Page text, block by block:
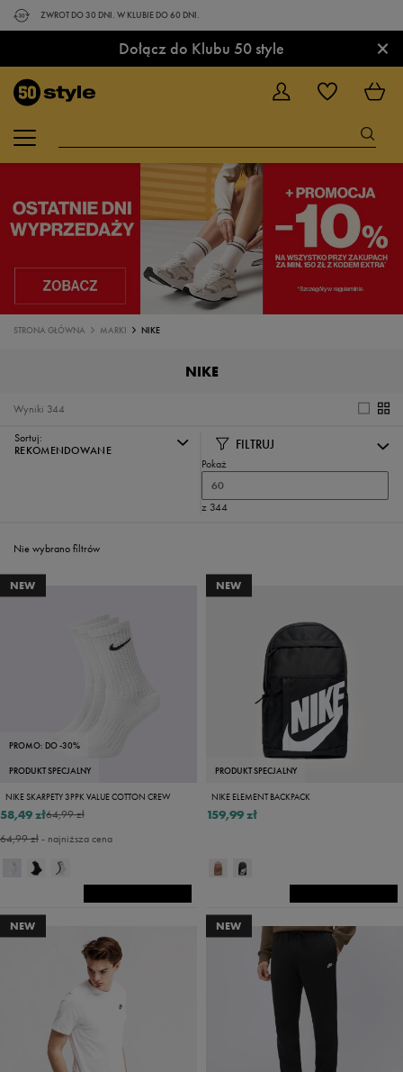
ZWROT DO 30 DNI. W KLUBIE DO 60 DNI.
Dołącz do Klubu 50 style ×
STRONA GŁÓWNA MARKI NIKE
NIKE
344
Wyniki
Sortuj:
REKOMENDOWANE
FILTRUJ
Pokaż
60
z 344
Nie wybrano filtrów
NEW
PROMO: DO -30%
PRODUKT SPECJALNY
NIKE SKARPETY 3PPK VALUE COTTON CREW
64,99 zł
58,49 zł
64,99 zł- najniższa cena
NEW
PRODUKT SPECJALNY
NIKE ELEMENT BACKPACK
159,99 zł
NEW NEW